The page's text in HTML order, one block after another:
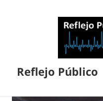
Reflejo Público